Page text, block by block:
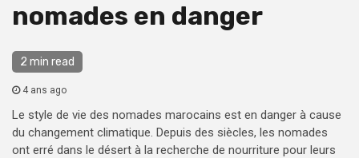
nomades en danger
2 min read
4 ans ago
Le style de vie des nomades marocains est en danger à cause
du changement climatique. Depuis des siècles, les nomades
ont erré dans le désert à la recherche de nourriture pour leurs